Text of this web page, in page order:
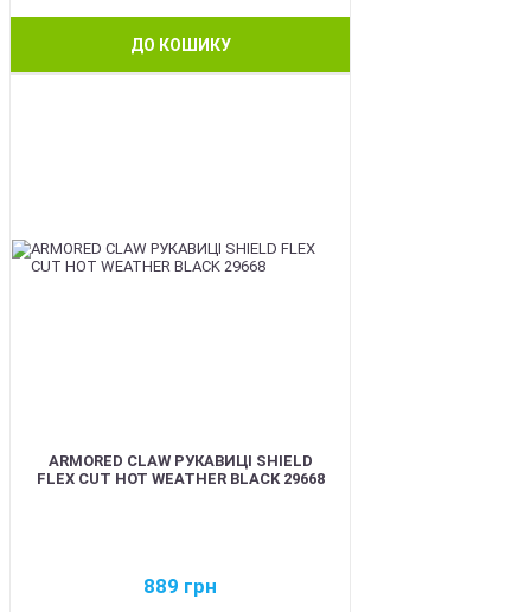
ДО КОШИКУ
ARMORED CLAW РУКАВИЦІ SHIELD
FLEX CUT HOT WEATHER BLACK 29668
889 грн